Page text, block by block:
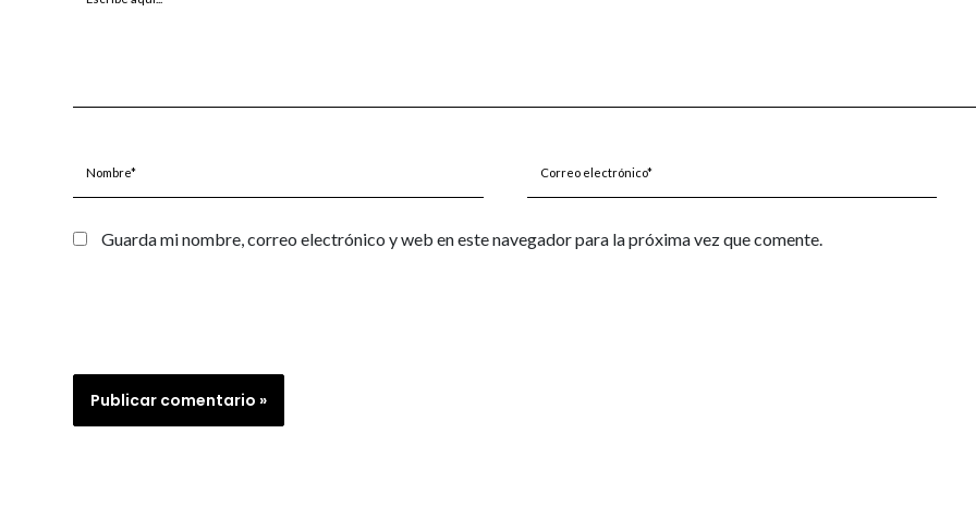
electrónico*
Guarda mi nombre, correo electrónico y web en este navegador para la próxima vez que comente.